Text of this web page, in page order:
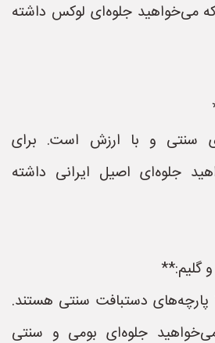
می‌خواهید جلوه‌ای لوکس داشته
سنتی و با ارزش است. برای
جلوه‌ای اصیل ایرانی داشته
گلیم:**
دستبافت سنتی هستند.
جلوه‌ای بومی و سنتی